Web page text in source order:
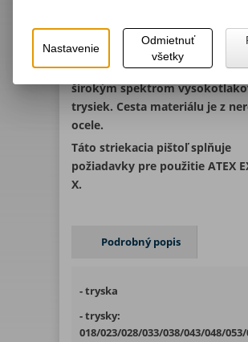
nástriku v strojárenskom a
drevárskom priemysle.
EcoGun AA 2100 je možné
širokým spektrom
trysiek. Cesta materiálu je z
ocele.
Táto striekacia pištoľ splňuje
požiadavky pre použitie ATEX
X.
Podrobný popis
- tryska
- trysky:
018/023/028/033/038/043/048/
Nastavenie
Odmietnuť
všetky